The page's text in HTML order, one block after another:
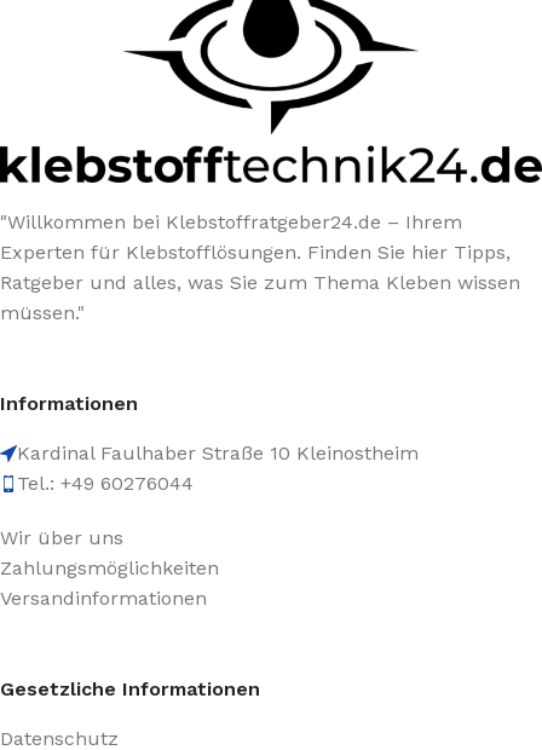
"Willkommen bei Klebstoffratgeber24.de – Ihrem
Experten für Klebstofflösungen. Finden Sie hier Tipps,
Ratgeber und alles, was Sie zum Thema Kleben wissen
müssen."
Informationen
Kardinal Faulhaber Straße 10 Kleinostheim
Tel.: +49 60276044
Wir über uns
Zahlungsmöglichkeiten
Versandinformationen
Gesetzliche Informationen
Datenschutz